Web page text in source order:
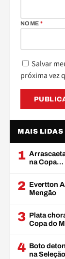
NOME *
Salvar
próxima vez
MAIS LIDAS
1 na Copa…
2 Evertton
Mengão
3 Plata
Copa do
4 Boto
na Seleção